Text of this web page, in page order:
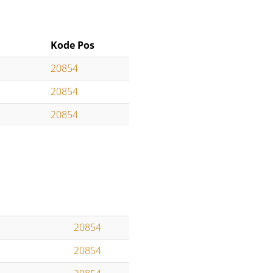
Kode Pos
20854
20854
20854
20854
20854